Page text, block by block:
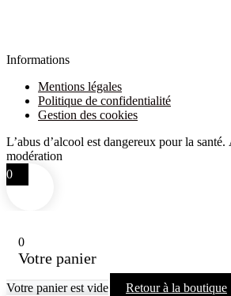
Informations
Mentions légales
Politique de confidentialité
Gestion des cookies
L’abus d’alcool est dangereux pour la
modération
0
0
Votre panier
Votre panier est vide Retour à la boutique